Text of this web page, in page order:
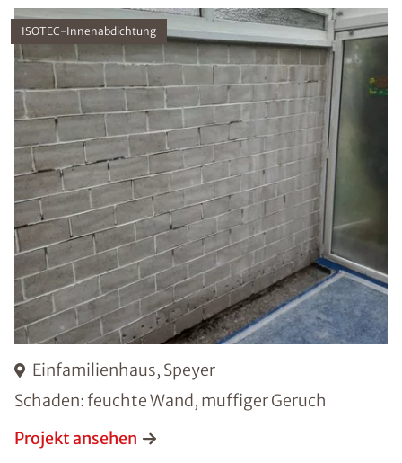
Einfamilienhaus, Speyer
Schaden: feuchte Wand, muffiger Geruch
ISOTEC-Innenabdichtung
Projekt ansehen